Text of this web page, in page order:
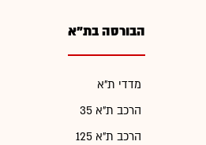
הבורסה בת"א
מדדי ת"א
הרכב ת"א 35
הרכב ת"א 125